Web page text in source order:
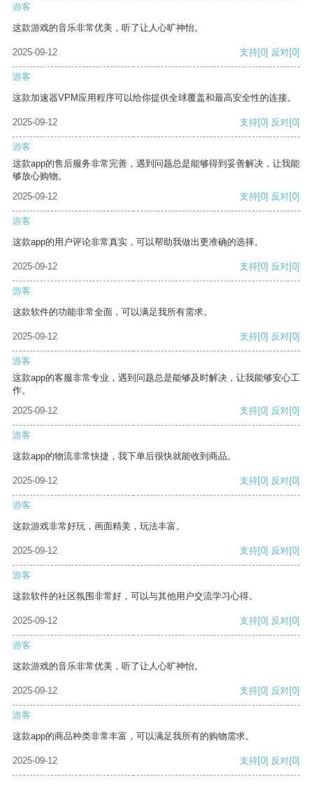
游客
这款游戏的音乐非常优美，听了让人心旷神怡。
2025-09-12 支持[0] 反对[0]
游客
这款加速器VPM应用程序可以给你提供全球覆盖和最高安全性的连接。
2025-09-12 支持[0] 反对[0]
游客
这款app的售后服务非常完善，遇到问题总是能够得到妥善解决，让我能
够放心购物。
2025-09-12
支持[0] 反对[0]
游客
这款app的用户评论非常真实，可以帮助我做出更准确的选择。
2025-09-12 支持[0] 反对[0]
游客
这款软件的功能非常全面，可以满足我所有需求。
2025-09-12 支持[0] 反对[0]
游客
这款app的客服非常专业，遇到问题总是能够及时解决，让我能够安心工
作。
2025-09-12
支持[0] 反对[0]
游客
这款app的物流非常快捷，我下单后很快就能收到商品。
2025-09-12 支持[0] 反对[0]
游客
这款游戏非常好玩，画面精美，玩法丰富。
2025-09-12 支持[0] 反对[0]
游客
这款软件的社区氛围非常好，可以与其他用户交流学习心得。
2025-09-12 支持[0] 反对[0]
游客
这款游戏的音乐非常优美，听了让人心旷神怡。
2025-09-12 支持[0] 反对[0]
游客
这款app的商品种类非常丰富，可以满足我所有的购物需求。
2025-09-12 支持[0] 反对[0]